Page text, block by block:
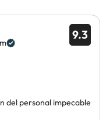
9.3
del personal impecable